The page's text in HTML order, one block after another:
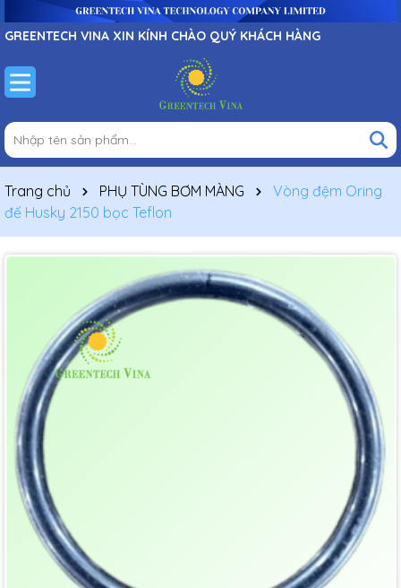
GREENTECH VINA XIN KÍNH CHÀO QUÝ KHÁCH HÀNG
Trang chủ PHỤ TÙNG BƠM MÀNG
Vòng đệm Oring
đế Husky 2150 bọc Teflon